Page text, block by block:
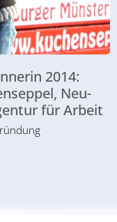
2014:
Neu-
für Arbeit